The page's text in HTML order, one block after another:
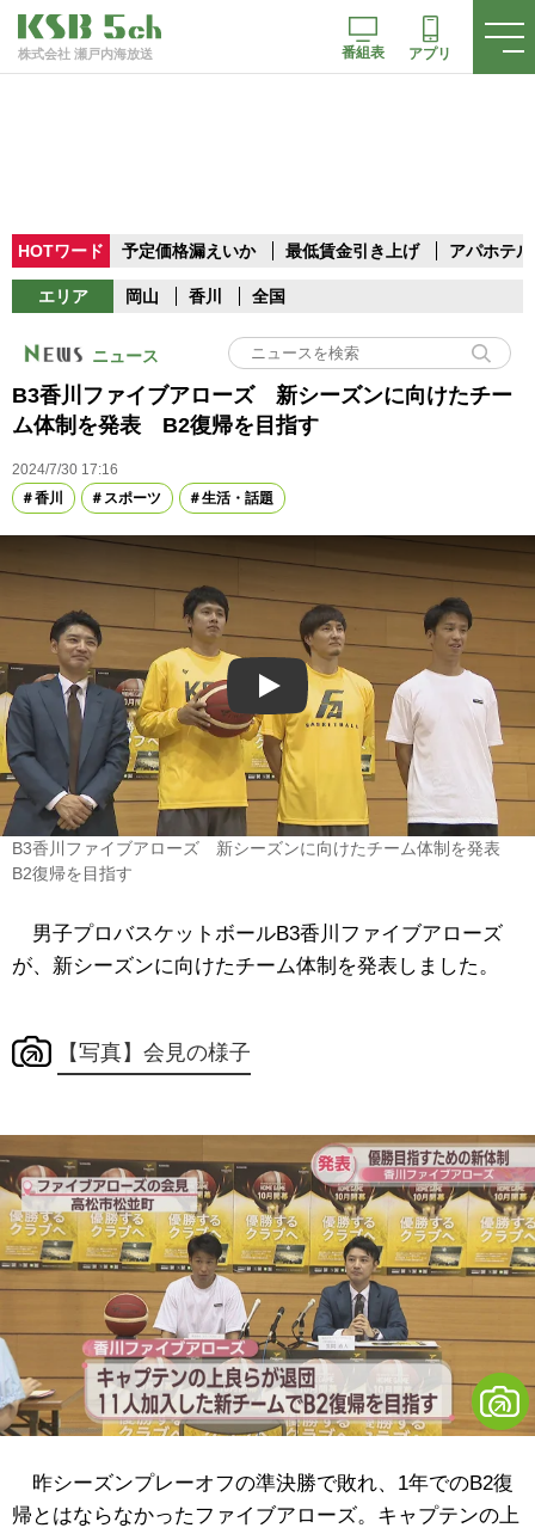
株式会社 瀬戸内海放送 番組表 アプリ
HOTワード 予定価格漏えいか 最低賃金引き上げ アパホテル
エリア 岡山 香川 全国
ニュース
B3香川ファイブアローズ 新シーズンに向けたチー
ム体制を発表 B2復帰を目指す
2024/7/30 17:16
香川
スポーツ 生活・話題
Play
B3香川ファイブアローズ 新シーズンに向けたチーム体制を発表
B2復帰を目指す
男子プロバスケットボールB3香川ファイブアローズ
が、新シーズンに向けたチーム体制を発表しました。
【写真】会見の様子
昨シーズンプレーオフの準決勝で敗れ、1年でのB2復
帰とはならなかったファイブアローズ。キャプテンの上